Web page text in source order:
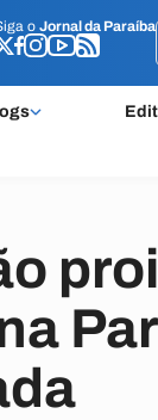
o Jornal da Paraíba
o Jornal da Paraíba